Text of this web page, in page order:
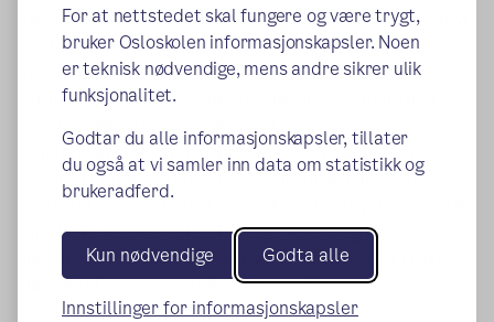
For at nettstedet skal fungere og være trygt,
bruker Osloskolen informasjonskapsler. Noen
er teknisk nødvendige, mens andre sikrer ulik
funksjonalitet.
Godtar du alle informasjonskapsler, tillater
du også at vi samler inn data om statistikk og
brukeradferd.
Kun nødvendige Godta alle
Innstillinger for informasjonskapsler
nærmeste samarbeidspartner, og sammen arrangerer vi
kor, fellessamlinger og konserter. Vi samarbeider også
med Operaen, Den kulturelle skolesekken og lokale
kulturaktører, noe som gir elevene profesjonelle møter
med musikk, dans og scenekunst.
Gamlebyen skole er utpekt som ressursskole for praktisk
og variert læring 2026–2029. Sang og musikk står
sentralt i dette arbeidet. Vi ønsker å vise hvordan musikk
kan styrke læring, fellesskap og trivsel – og hvordan et
inkluderende skolemiljø kan bygges med hjerter i takt,
slik som vi synger om i skolesangen vår.